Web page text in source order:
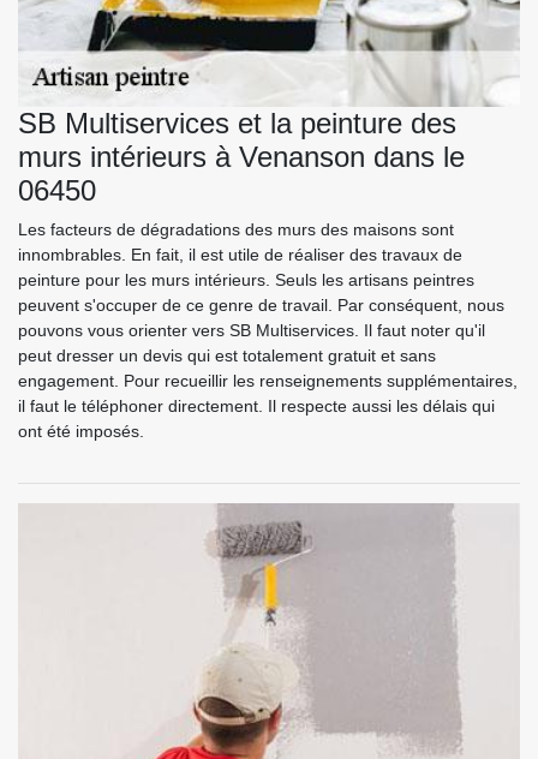
SB Multiservices et la peinture des
murs intérieurs à Venanson dans le
06450
Les facteurs de dégradations des murs des maisons sont
innombrables. En fait, il est utile de réaliser des travaux de
peinture pour les murs intérieurs. Seuls les artisans peintres
peuvent s'occuper de ce genre de travail. Par conséquent, nous
pouvons vous orienter vers SB Multiservices. Il faut noter qu'il
peut dresser un devis qui est totalement gratuit et sans
engagement. Pour recueillir les renseignements supplémentaires,
il faut le téléphoner directement. Il respecte aussi les délais qui
ont été imposés.